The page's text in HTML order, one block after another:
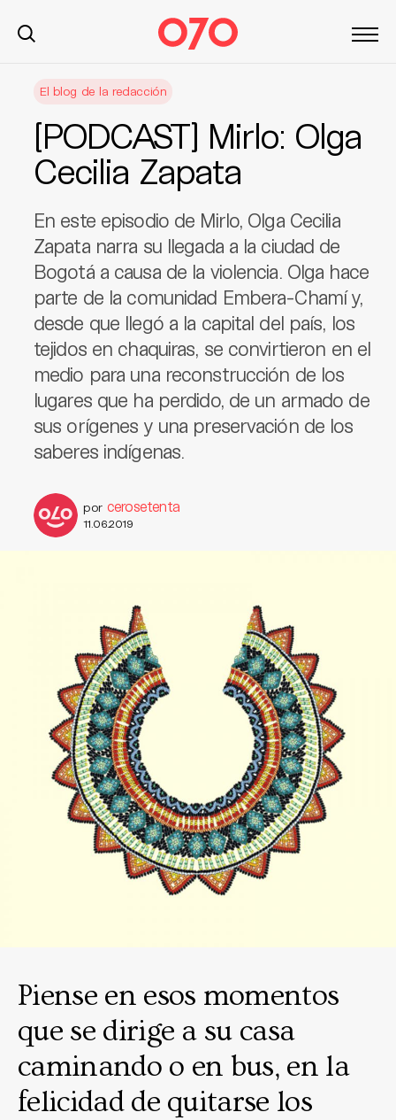
El blog de la redacción
[PODCAST] Mirlo: Olga
Cecilia Zapata
En este episodio de Mirlo, Olga Cecilia
Zapata narra su llegada a la ciudad de
Bogotá a causa de la violencia. Olga hace
parte de la comunidad Embera-Chamí y,
desde que llegó a la capital del país, los
tejidos en chaquiras, se convirtieron en el
medio para una reconstrucción de los
lugares que ha perdido, de un armado de
sus orígenes y una preservación de los
saberes indígenas.
por cerosetenta
11.06.2019
Piense en esos momentos
que se dirige a su casa
caminando o en bus, en la
felicidad de quitarse los